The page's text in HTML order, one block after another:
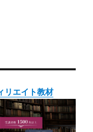
リエイト教材